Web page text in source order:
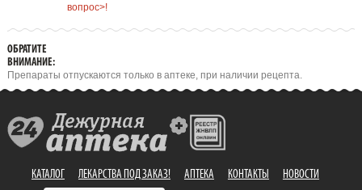
вопрос>!
ОБРАТИТЕ
ВНИМАНИЕ:
Препараты отпускаются только в аптеке, при наличии рецепта.
КАТАЛОГ ЛЕКАРСТВА ПОД ЗАКАЗ! АПТЕКА КОНТАКТЫ НОВОСТИ